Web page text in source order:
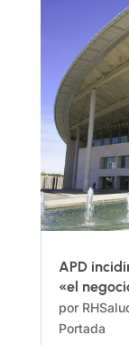
APD
«el
por
Portada